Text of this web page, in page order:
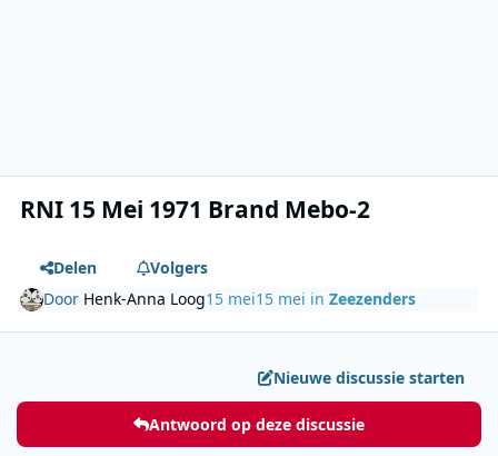
RNI 15 Mei 1971 Brand Mebo-2
Delen
Volgers
Door Henk-Anna Loog15 mei15 mei inZeezenders
Nieuwe discussie starten
Antwoord op deze discussie